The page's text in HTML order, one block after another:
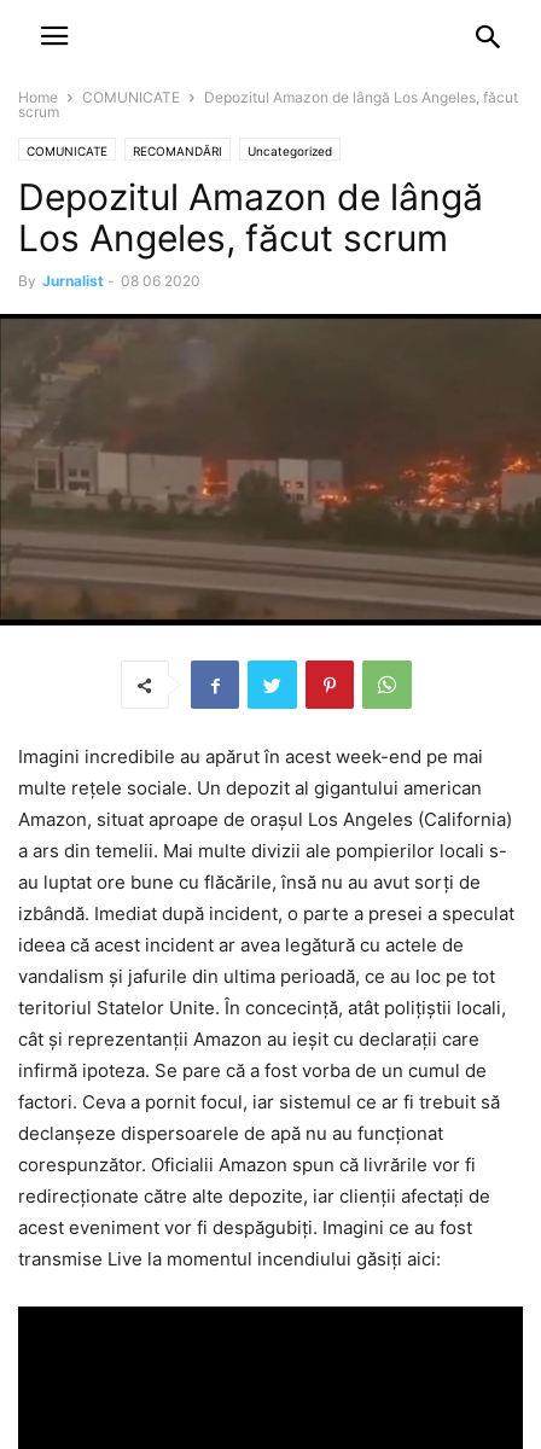
Home COMUNICATE
Depozitul Amazon de lângă Los Angeles, făcut
scrum
COMUNICATE RECOMANDĂRI Uncategorized
Depozitul Amazon de lângă
Los Angeles, făcut scrum
By Jurnalist - 08 06 2020
Imagini incredibile au apărut în acest week-end pe mai
multe rețele sociale. Un depozit al gigantului american
Amazon, situat aproape de orașul Los Angeles (California)
a ars din temelii. Mai multe divizii ale pompierilor locali s-
au luptat ore bune cu flăcările, însă nu au avut sorți de
izbândă. Imediat după incident, o parte a presei a speculat
ideea că acest incident ar avea legătură cu actele de
vandalism și jafurile din ultima perioadă, ce au loc pe tot
teritoriul Statelor Unite. În concecință, atât polițiștii locali,
cât și reprezentanții Amazon au ieșit cu declarații care
infirmă ipoteza. Se pare că a fost vorba de un cumul de
factori. Ceva a pornit focul, iar sistemul ce ar fi trebuit să
declanșeze dispersoarele de apă nu au funcționat
corespunzător. Oficialii Amazon spun că livrările vor fi
redirecționate către alte depozite, iar clienții afectați de
acest eveniment vor fi despăgubiți. Imagini ce au fost
transmise Live la momentul incendiului găsiți aici: